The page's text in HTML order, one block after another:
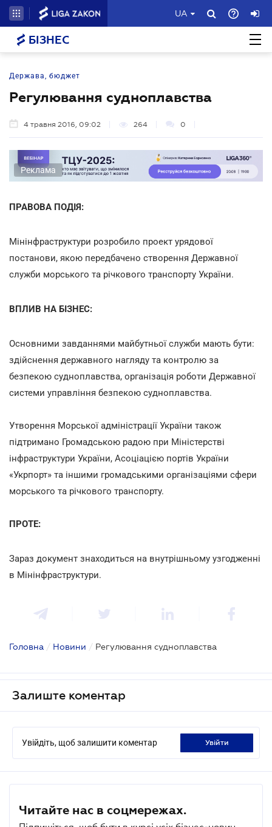
UA
БІЗНЕС
Держава, бюджет
Регулювання судноплавства
4 травня 2016, 09:02 264 0
Реклама
ПРАВОВА ПОДІЯ:
Мінінфраструктури розробило проект урядової
постанови, якою передбачено створення Державної
служби морського та річкового транспорту України.
ВПЛИВ НА БІЗНЕС:
Основними завданнями майбутньої служби мають бути:
здійснення державного нагляду та контролю за
безпекою судноплавства, організація роботи Державної
системи управління безпекою судноплавства.
Утворення Морської адміністрації України також
підтримано Громадською радою при Міністерстві
інфраструктури України, Асоціацією портів України
«Укрпорт» та іншими громадськими організаціями сфери
морського та річкового транспорту.
ПРОТЕ:
Зараз документ знаходиться на внутрішньому узгодженні
в Мінінфраструктури.
Головна / Новини / Регулювання судноплавства
Залиште коментар
Увійдіть, щоб залишити коментар увійти
Читайте нас в соцмережах.